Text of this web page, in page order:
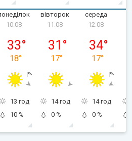
10.08
33°
18°
13 год
10 %
вівторок
11.08
31 °
17°
14 год
0 %
середа
12.08
34°
17°
14 год
0 %